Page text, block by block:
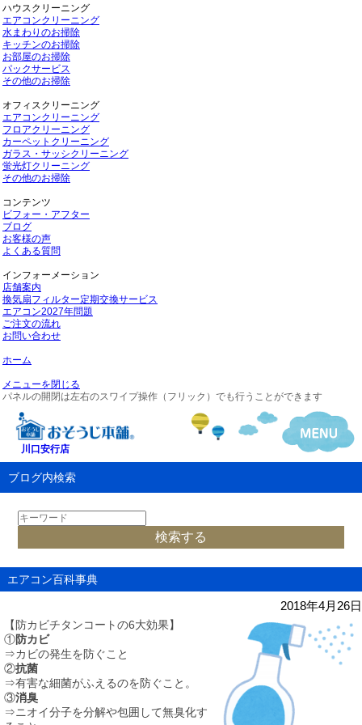
ハウスクリーニング
エアコンクリーニング
水まわりのお掃除
キッチンのお掃除
お部屋のお掃除
パックサービス
その他のお掃除
オフィスクリーニング
エアコンクリーニング
フロアクリーニング
カーペットクリーニング
ガラス・サッシクリーニング
蛍光灯クリーニング
その他のお掃除
コンテンツ
ビフォー・アフター
ブログ
お客様の声
よくある質問
インフォーメーション
店舗案内
換気扇フィルター定期交換サービス
エアコン2027年問題
ご注文の流れ
お問い合わせ
ホーム
メニューを閉じる
パネルの開閉は左右のスワイプ操作（フリック）でも行うことができます
川口安行店
ブログ内検索
エアコン百科事典
2018年4月26日
【防カビチタンコートの6大効果】
①防カビ
⇒カビの発生を防ぐこと
②抗菌
⇒有害な細菌がふえるのを防ぐこと。
③消臭
⇒ニオイ分子を分解や包囲して無臭化す